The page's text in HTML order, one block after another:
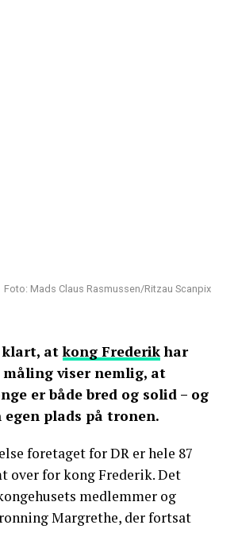
Foto: Mads Claus Rasmussen/Ritzau Scanpix
klart, atkong Frederikhar
viser nemlig, at
er både bred og solid – og
plads på tronen.
foretaget for DR er hele 87
over for kong Frederik. Det
medlemmer og
Margrethe, der fortsat